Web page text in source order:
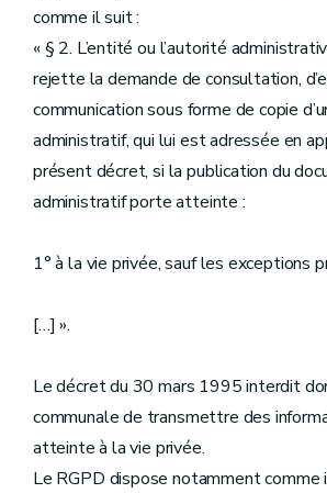
comme il suit :
« § 2. L’entité ou l’autorité
rejette la demande de consultation,
communication sous forme de copie
administratif, qui lui est adressée en
présent décret, si la publication du
administratif porte atteinte :
1° à la vie privée, sauf les exceptions
[…] ».
Le décret du 30 mars 1995 interdit
communale de transmettre des
atteinte à la vie privée.
Le RGPD dispose notamment comme